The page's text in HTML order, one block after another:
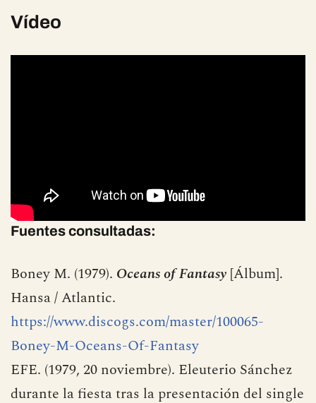
Fuentes consultadas:
Boney M. (1979).Oceans of Fantasy[Álbum].
Hansa / Atlantic.
https://www.discogs.com/master/100065-
Boney-M-Oceans-Of-Fantasy